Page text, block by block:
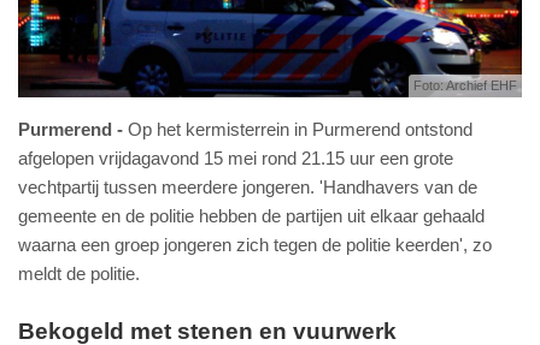
Foto: Archief EHF
Purmerend
Op het kermisterrein in Purmerend ontstond
afgelopen vrijdagavond 15 mei rond 21.15 uur een grote
vechtpartij tussen meerdere jongeren. 'Handhavers van de
gemeente en de politie hebben de partijen uit elkaar gehaald
waarna een groep jongeren zich tegen de politie keerden', zo
meldt de politie.
Bekogeld met stenen en vuurwerk